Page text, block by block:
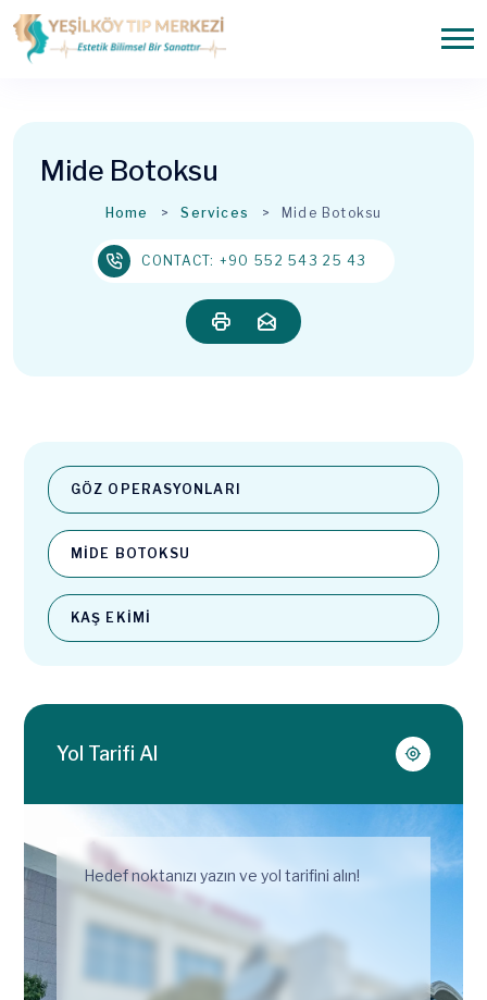
Mide Botoksu
Home Services Mide Botoksu
CONTACT: +90 552 543 25 43
GÖZ OPERASYONLARI
MIDE BOTOKSU
KAŞ EKIMI
Yol Tarifi Al